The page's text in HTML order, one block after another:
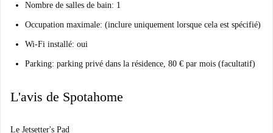
Nombre de salles de bain: 1
Occupation maximale: (inclure uniquement lorsque cela est spécifié)
Wi-Fi installé: oui
Parking: parking privé dans la résidence, 80 € par mois (facultatif)
L'avis de Spotahome
Le Jetsetter's Pad